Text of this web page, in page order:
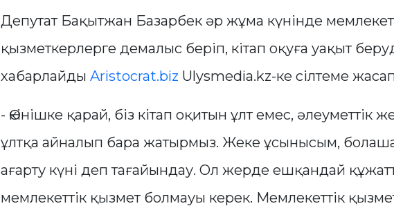
Депутат Бақытжан Базарбек әр жұма күнінде
қызметкерлерге демалыс беріп, кітап оқуға уақыт
хабарлайды Aristocrat.biz Ulysmedia.kz-ке сілтеме
- Өкінішке қарай, біз кітап оқитын ұлт емес, әлеуметтік
ұлтқа айналып бара жатырмыз. Жеке ұсынысым,
ағарту күні деп тағайындау. Ол жерде ешқандай
мемлекеттік қызмет болмауы керек. Мемлекеттік